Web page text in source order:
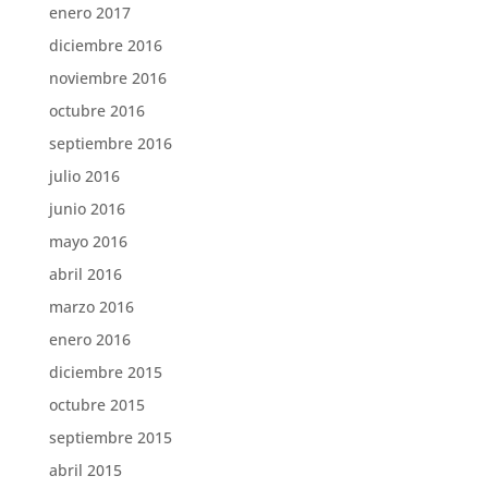
enero 2017
diciembre 2016
noviembre 2016
octubre 2016
septiembre 2016
julio 2016
junio 2016
mayo 2016
abril 2016
marzo 2016
enero 2016
diciembre 2015
octubre 2015
septiembre 2015
abril 2015